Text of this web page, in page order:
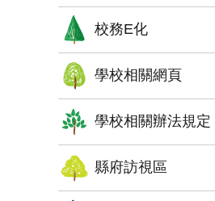
校務E化
學校相關網頁
學校相關辦法規定
縣府訪視區